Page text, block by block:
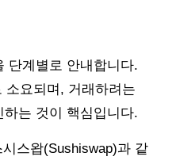
단계별로 안내합니다.
소요되며, 거래하려는
는 것이 핵심입니다.
스왑(Sushiswap)과 같